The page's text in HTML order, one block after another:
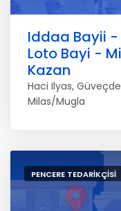
Iddaa Bayii
Loto Bayi -
Kazan
Haci Ilyas,
Milas/Mugla
PENCERE TEDARIKÇISI